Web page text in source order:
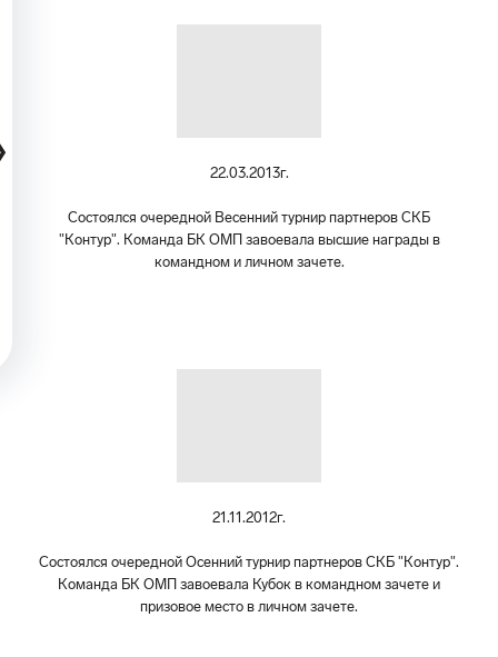
22.03.2013г.
Состоялся очередной Весенний турнир партнеров СКБ
"Контур". Команда БК ОМП завоевала высшие награды в
командном и личном зачете.
21.11.2012г.
Состоялся очередной Осенний турнир партнеров СКБ "Контур".
Команда БК ОМП завоевала Кубок в командном зачете и
призовое место в личном зачете.